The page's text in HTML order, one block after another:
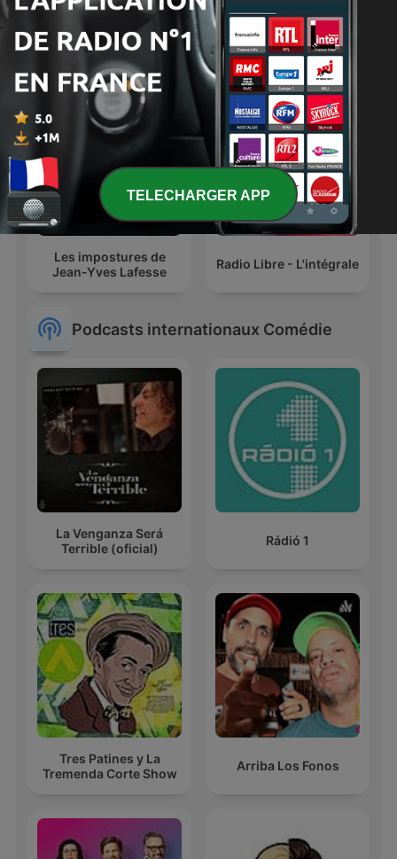
La riposte
James O'Brien's
Mystery Hour
Les impostures de
Jean-Yves Lafesse
Radio Libre - L'intégrale
Podcasts internationaux Comédie
La Venganza Será
Terrible (oficial)
Rádió 1
Tres Patines y La
Tremenda Corte Show
Arriba Los Fonos
TELECHARGER APP